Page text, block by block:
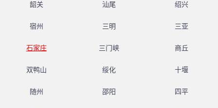
韶关 汕尾 绍兴
宿州 三明 三亚
石家庄 三门峡 商丘
双鸭山 绥化 十堰
随州 邵阳 四平